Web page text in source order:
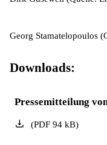
Georg Stamatelopoulos
Downloads:
Pressemitteilung
(PDF94 kB)